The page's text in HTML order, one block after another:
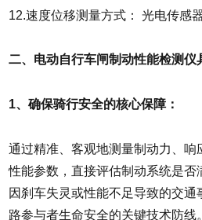
12.速度位移测量方式： 光电传感器
二、电动自行车闸制动性能检测仪
1、确保骑行安全的核心保障：
通过精准、客观地测量制动力、响
性能参数，直接评估制动系统是否
因刹车失灵或性能不足导致的交
路参与者生命安全的关键技术防线。